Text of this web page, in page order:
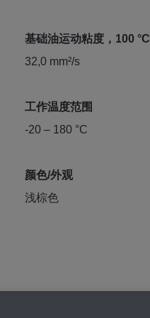
基础油运动粘度，100 °C
32,0 mm²/s
工作温度范围
-20 – 180 °C
颜色/外观
浅棕色